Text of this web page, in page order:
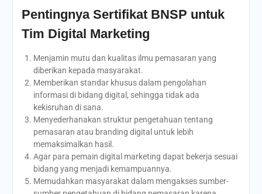
Pentingnya Sertifikat BNSP untuk
Tim Digital Marketing
Menjamin mutu dan kualitas ilmu pemasaran yang
diberikan kepada masyarakat.
Memberikan standar khusus dalam pengolahan
informasi di bidang digital, sehingga tidak ada
kekisruhan di sana.
Menyederhanakan struktur pengetahuan tentang
pemasaran atau branding digital untuk lebih
memaksimalkan hasil.
Agar para pemain digital marketing dapat bekerja sesuai
bidang yang menjadi kemampuannya.
Memudahkan masyarakat dalam mengakses sumber-